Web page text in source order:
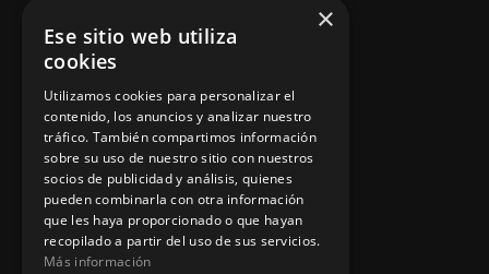
Política de privacidad
Aviso legal
App Zine Hostelería
×
Ese sitio web utiliza
cookies
Utilizamos cookies para personalizar el
contenido, los anuncios y analizar nuestro
tráfico. También compartimos información
sobre su uso de nuestro sitio con nuestros
socios de publicidad y análisis, quienes
pueden combinarla con otra información
que les haya proporcionado o que hayan
recopilado a partir del uso de sus servicios.
Más información